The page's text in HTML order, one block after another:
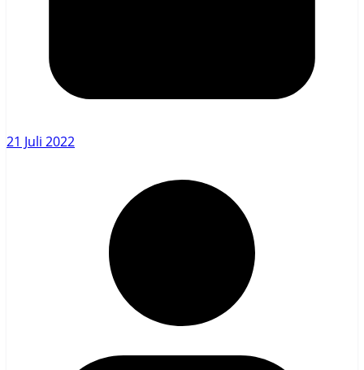
21 Juli 2022